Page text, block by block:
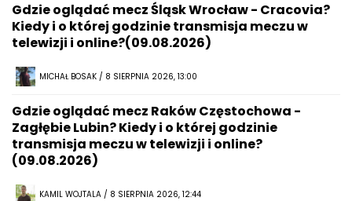
Gdzie oglądać mecz Śląsk Wrocław - Cracovia?
Kiedy i o której godzinie transmisja meczu w
telewizji i online?(09.08.2026)
MICHAŁ BOSAK / 8 SIERPNIA 2026, 13:00
Gdzie oglądać mecz Raków Częstochowa -
Zagłębie Lubin? Kiedy i o której godzinie
transmisja meczu w telewizji i online?
(09.08.2026)
KAMIL WOJTALA / 8 SIERPNIA 2026, 12:44